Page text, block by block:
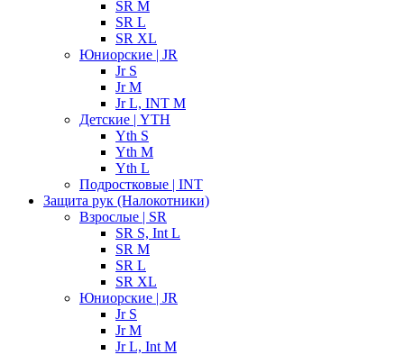
SR M
SR L
SR XL
Юниорские | JR
Jr S
Jr M
Jr L, INT M
Детские | YTH
Yth S
Yth M
Yth L
Подростковые | INT
Защита рук (Налокотники)
Взрослые | SR
SR S, Int L
SR M
SR L
SR XL
Юниорские | JR
Jr S
Jr M
Jr L, Int M